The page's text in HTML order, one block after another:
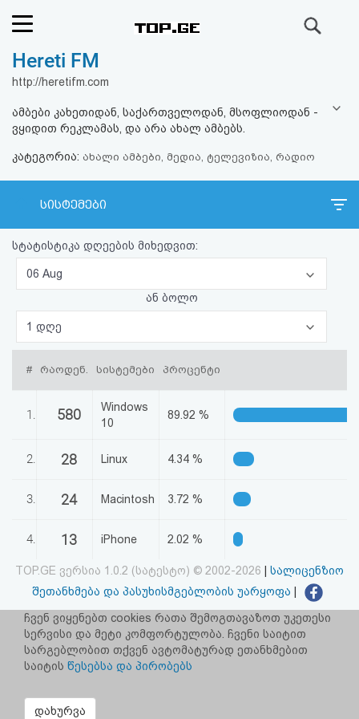
რეიტინგი
კითხვა-
პასუხი
ავტორიზაცია
პაროლის
აღდგენა
HTML
და
პასუხისმგებლობის
Hereti FM
http://heretifm.com
ამბები კახეთიდან, საქართველოდან, მსოფლიოდან -
ვყიდით რეკლამას, და არა ახალ ამბებს.
კატეგორია: ახალი ამბები, მედია, ტელევიზია, რადიო
სისტემები
სტატისტიკა დღეების მიხედვით:
06 Aug
ან ბოლო
1 დღე
# რაოდენ. სისტემები პროცენტი
1. 580
Windows
10
89.92 %
2. 28 Linux 4.34 %
3. 24 Macintosh 3.72 %
4. 13 iPhone 2.02 %
TOP.GE ვერსია 1.0.2 (სატესტო) © 2002-2026
სალიცენზიო
შეთანხმება და პასუხისმგებლობის უარყოფა
facebook.com/TOP.GE
იხილეთ TOP.GE - ის ძველი ვერსია ბმულზე
TOP.GE-ს სერვერების განთავსებას და ინტერნეტთან კავშირს
ჩვენ ვიყენებთ cookies რათა შემოგთავაზოთ უკეთესი
სერვისი და მეტი კომფორტულობა. ჩვენი საიტით
სარგებლობით თქვენ ავტომატურად ეთანხმებით
საიტის წესებსა და პირობებს
დახურვა